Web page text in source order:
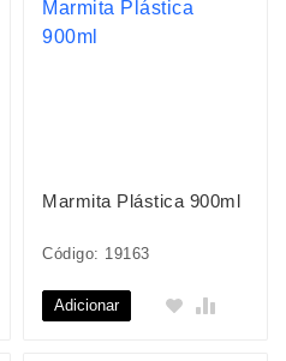
Marmita Plástica 900ml
Código: 19163
Adicionar